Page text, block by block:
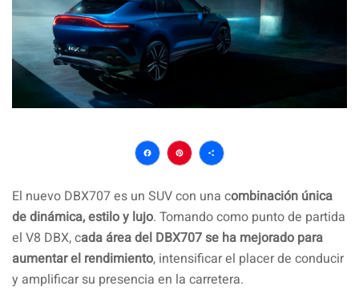
Facebook
Pinterest
Compartir
El nuevo DBX707 es un SUV con una combinación única
de dinámica, estilo y lujo. Tomando como punto de partida
el V8 DBX, cada área del DBX707 se ha mejorado para
aumentar el rendimiento, intensificar el placer de conducir
y amplificar su presencia en la carretera.